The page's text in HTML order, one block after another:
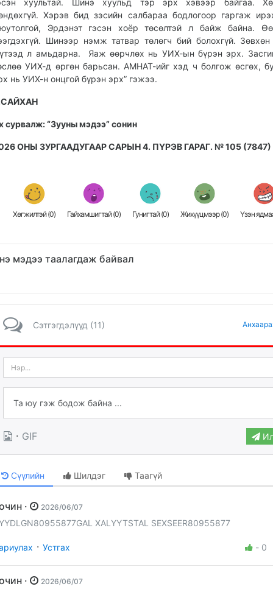
Хэрэв бид зэсийн салбараа бодлогоор гаргаж
Эрдэнэт гэсэн хоёр төсөлтэй л байж байна.
Шинээр нэмж татвар төлөгч бий болохгүй. Зөвхөн
л амьдарна. Яаж өөрчлөх нь УИХ-ын бүрэн эрх.
УИХ-д өргөн барьсан. АМНАТ-ийг хэд ч болгож өсгөх,
нь УИХ-н онцгой бүрэн эрх” гэжээ.
сурвалж: “Зууны мэдээ” сонин
ОНЫ ЗУРГААДУГААР САРЫН 4. ПҮРЭВ ГАРАГ. № 105 (7847)
Хөгжилтэй (0) Гайхамшигтай (0) Гунигтай (0) Жихүүцмээр (0) Үзэн
мэдээ таалагдаж байвал
Сэтгэгдэлүүд (11)
· GIF
Сүүлийн Шилдэг Таагүй
Зочин · 2026/06/07
XALYYTSTAL SEXSEER80955877
· Устгах - 0
Зочин · 2026/06/07